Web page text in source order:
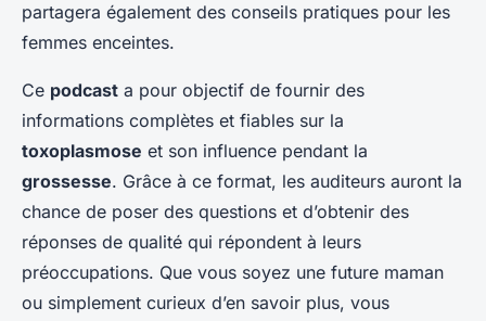
partagera également des conseils pratiques pour les
femmes enceintes.
Ce podcast a pour objectif de fournir des
informations complètes et fiables sur la
toxoplasmose et son influence pendant la
grossesse. Grâce à ce format, les auditeurs auront la
chance de poser des questions et d’obtenir des
réponses de qualité qui répondent à leurs
préoccupations. Que vous soyez une future maman
ou simplement curieux d’en savoir plus, vous